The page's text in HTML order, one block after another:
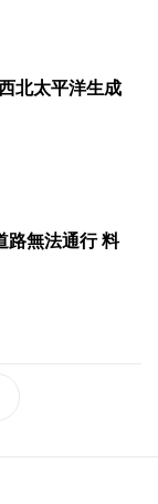
北太平洋生成
路無法通行 料